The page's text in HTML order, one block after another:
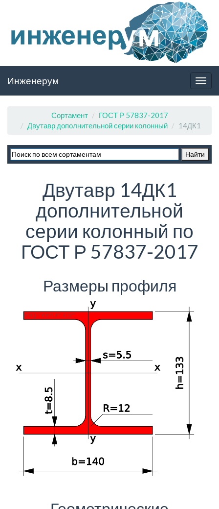
Инженерум
Сортамент
ГОСТ Р 57837-2017
Двутавр дополнительной серии колонный
14ДК1
Двутавр 14ДК1
дополнительной
серии колонный по
ГОСТ Р 57837-2017
Размеры профиля